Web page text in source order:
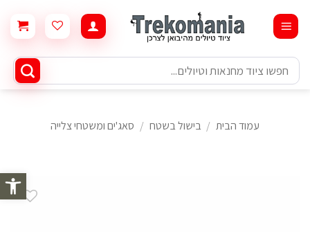
פתח
content
חיפוש
עבור:
עמוד הבית / בישול בשטח / סאג'ים ומשטחי צלייה